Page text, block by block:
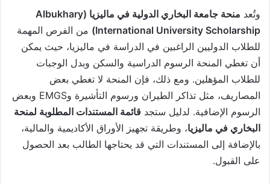
وتُعد
منحة جامعة البخاري الدولية في ماليزيا (Albukhary
International University Scholarship)
من الفرص المهمة
للطلاب الدوليين الراغبين في الدراسة في ماليزيا، حيث يمكن
أن تغطي المنحة الرسوم الدراسية والسكن وبدل الوجبات
للطلاب المؤهلين. ومع ذلك، فإن المنحة لا تغطي بعض
المصاريف، مثل تذاكر الطيران ورسوم التأشيرة وEMGS وبعض
الرسوم الإضافية. لدليل ستجد قائمة المستندات المطلوبة لمنحة
البخاري في ماليزيا، وطريقة تجهيز الأوراق الأكاديمية والمالية،
بالإضافة إلى المستندات التي قد يحتاجها الطالب بعد الحصول
على القبول.